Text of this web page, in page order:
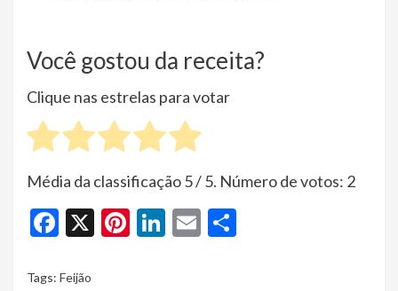
Você gostou da receita?
Clique nas estrelas para votar
Média da classificação5/ 5. Número de votos: 2
Facebook
X Pinterest
LinkedIn
Email
Tags: Feijão